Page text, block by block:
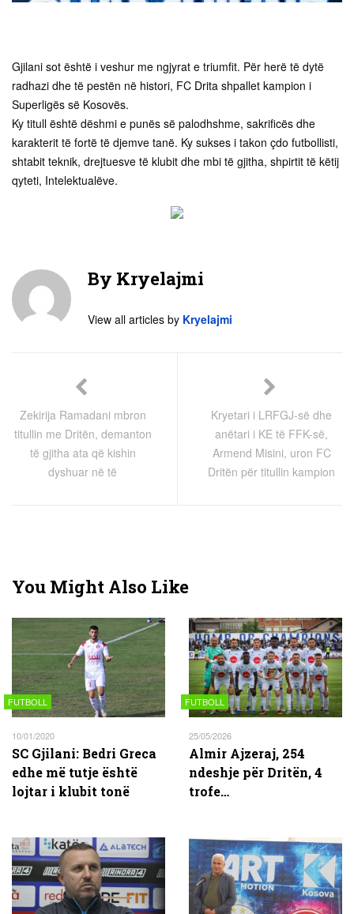
Gjilani sot është i veshur me ngjyrat e triumfit. Për herë të dytë
radhazi dhe të pestën në histori, FC Drita shpallet kampion i
Superligës së Kosovës.
Ky titull është dëshmi e punës së palodhshme, sakrificës dhe
karakterit të fortë të djemve tanë. Ky sukses i takon çdo futbollisti,
shtabit teknik, drejtuesve të klubit dhe mbi të gjitha, shpirtit të këtij
qyteti, Intelektualëve.
By Kryelajmi
View all articles by Kryelajmi
Zekirija Ramadani mbron
titullin me Dritën, demanton
të gjitha ata që kishin
dyshuar në të
Kryetari i LRFGJ-së dhe
anëtari i KE të FFK-së,
Armend Misini, uron FC
Dritën për titullin kampion
You Might Also Like
FUTBOLL
10/01/2020
SC Gjilani: Bedri Greca
edhe më tutje është
lojtar i klubit tonë
FUTBOLL
25/05/2026
Almir Ajzeraj, 254
ndeshje për Dritën, 4
trofe…